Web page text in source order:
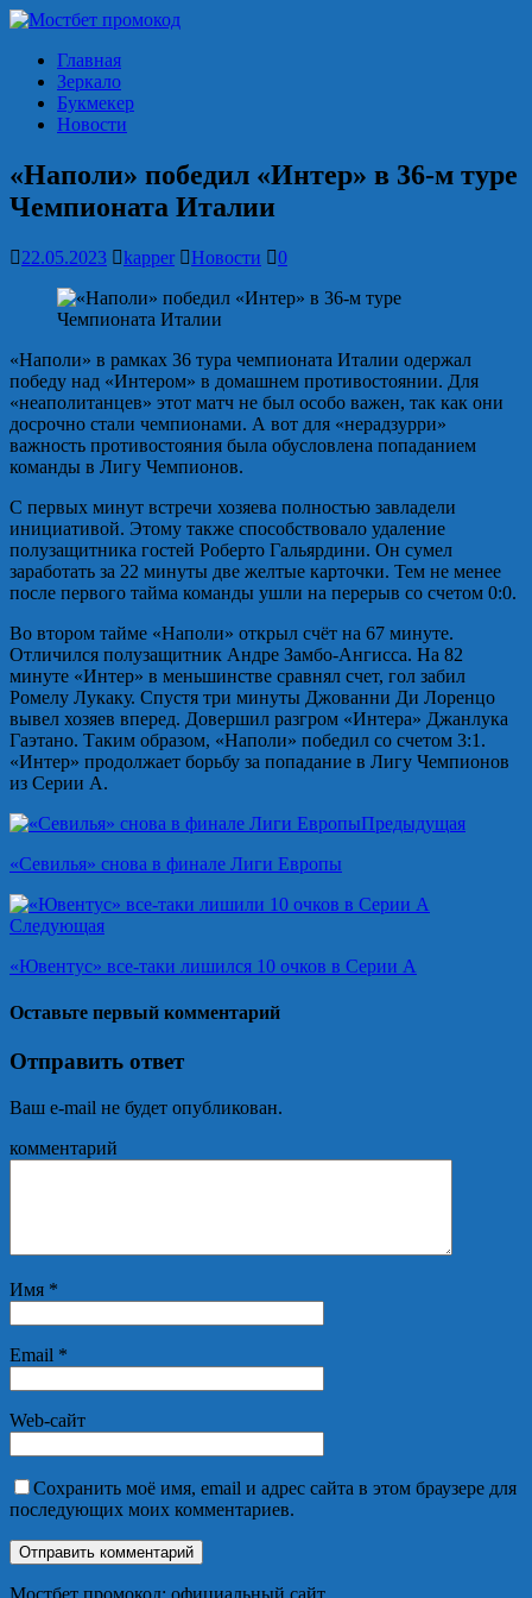
Главная
Зеркало
Букмекер
Новости
«Наполи» победил «Интер» в 36-м туре
Чемпионата Италии
22.05.2023 kapper Новости 0
«Наполи» в рамках 36 тура чемпионата Италии одержал
победу над «Интером» в домашнем противостоянии. Для
«неаполитанцев» этот матч не был особо важен, так как они
досрочно стали чемпионами. А вот для «нерадзурри»
важность противостояния была обусловлена попаданием
команды в Лигу Чемпионов.
С первых минут встречи хозяева полностью завладели
инициативой. Этому также способствовало удаление
полузащитника гостей Роберто Гальярдини. Он сумел
заработать за 22 минуты две желтые карточки. Тем не менее
после первого тайма команды ушли на перерыв со счетом 0:0.
Во втором тайме «Наполи» открыл счёт на 67 минуте.
Отличился полузащитник Андре Замбо-Ангисса. На 82
минуте «Интер» в меньшинстве сравнял счет, гол забил
Ромелу Лукаку. Спустя три минуты Джованни Ди Лоренцо
вывел хозяев вперед. Довершил разгром «Интера» Джанлука
Гаэтано. Таким образом, «Наполи» победил со счетом 3:1.
«Интер» продолжает борьбу за попадание в Лигу Чемпионов
из Серии А.
Предыдущая
«Севилья» снова в финале Лиги Европы
Следующая
«Ювентус» все-таки лишился 10 очков в Серии А
Оставьте первый комментарий
Отправить ответ
Ваш e-mail не будет опубликован.
комментарий
Имя *
Email *
Web-сайт
Сохранить моё имя, email и адрес сайта в этом браузере для
последующих моих комментариев.
Мостбет промокод: официальный сайт